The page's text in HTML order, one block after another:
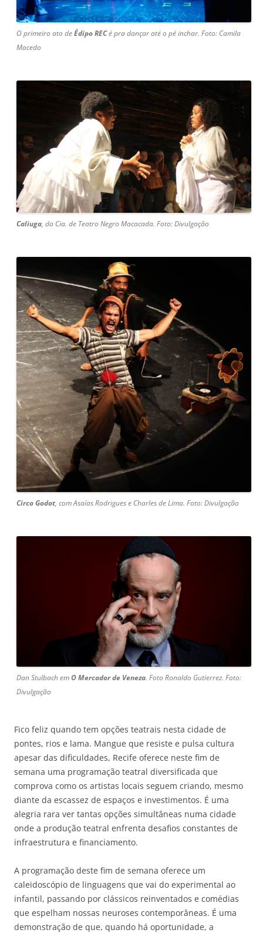
O primeiro ato deÉdipo RECé pra dançar até o pé inchar. Foto: Camila
Macedo
Caliuga, da Cia. de Teatro Negro Macacada. Foto: Divulgação
Circo Godot, com Asaías Rodrigues e Charles de Lima. Foto: Divulgação
Dan Stulbach emO Mercador de Veneza. Foto Ronaldo Gutierrez. Foto:
Divulgação
Fico feliz quando tem opções teatrais nesta cidade de
pontes, rios e lama. Mangue que resiste e pulsa cultura
apesar das dificuldades, Recife oferece neste fim de
semana uma programação teatral diversificada que
comprova como os artistas locais seguem criando, mesmo
diante da escassez de espaços e investimentos. É uma
alegria rara ver tantas opções simultâneas numa cidade
onde a produção teatral enfrenta desafios constantes de
infraestrutura e financiamento.
A programação deste fim de semana oferece um
caleidoscópio de linguagens que vai do experimental ao
infantil, passando por clássicos reinventados e comédias
que espelham nossas neuroses contemporâneas. É uma
demonstração de que, quando há oportunidade, a